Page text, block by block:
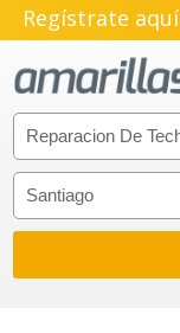
Regístrate